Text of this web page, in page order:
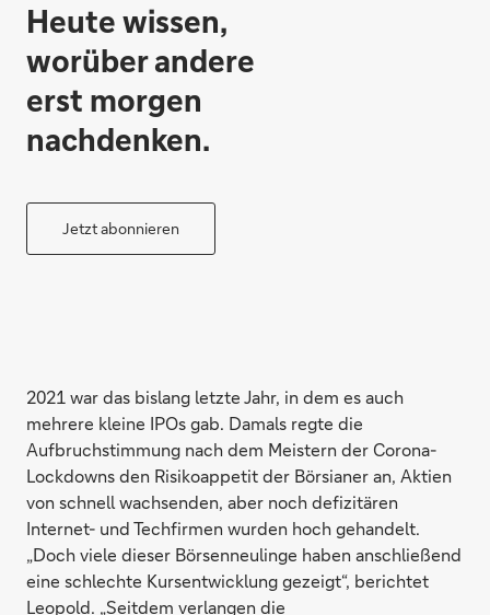
Heute wissen,
worüber andere
erst morgen
nachdenken.
Jetzt abonnieren
2021 war das bislang letzte Jahr, in dem es auch
mehrere kleine IPOs gab. Damals regte die
Aufbruchstimmung nach dem Meistern der Corona-
Lockdowns den Risikoappetit der Börsianer an, Aktien
von schnell wachsenden, aber noch defizitären
Internet- und Techfirmen wurden hoch gehandelt.
„Doch viele dieser Börsenneulinge haben anschließend
eine schlechte Kursentwicklung gezeigt“, berichtet
Leopold. „Seitdem verlangen die